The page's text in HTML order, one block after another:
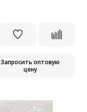
Запросить оптовую
цену